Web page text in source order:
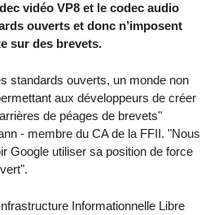
vidéo VP8 et le codec audio
ouverts et donc n’imposent
sur des brevets.
standards ouverts, un monde non
aux développeurs de créer
de péages de brevets"
- membre du CA de la FFII. "Nous
Google utiliser sa position de force
Informationnelle Libre